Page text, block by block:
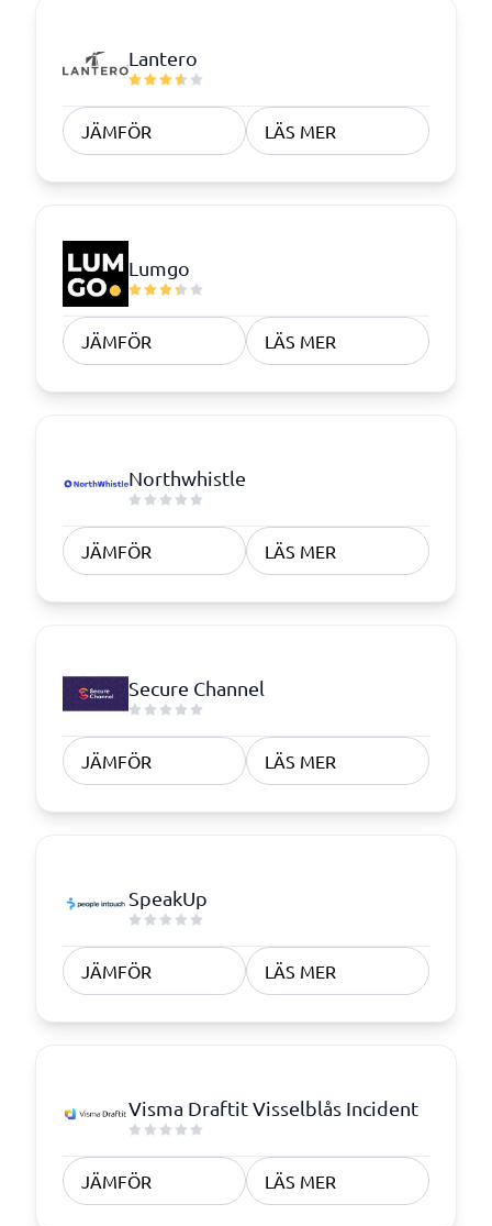
Lantero
JÄMFÖR LÄS MER
Lumgo
JÄMFÖR LÄS MER
Northwhistle
JÄMFÖR LÄS MER
Secure Channel
JÄMFÖR LÄS MER
SpeakUp
JÄMFÖR LÄS MER
Visma Draftit Visselblås Incident
JÄMFÖR LÄS MER